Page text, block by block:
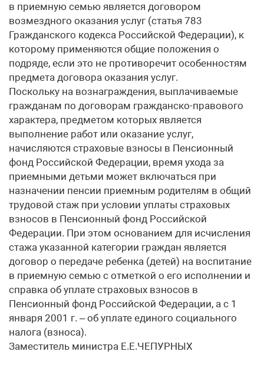
в приемную семью является договором
возмездного оказания услуг (статья 783
Гражданского кодекса Российской Федерации), к
которому применяются общие положения о
подряде, если это не противоречит особенностям
предмета договора оказания услуг.
Поскольку на вознаграждения, выплачиваемые
гражданам по договорам гражданско-правового
характера, предметом которых является
выполнение работ или оказание услуг,
начисляются страховые взносы в Пенсионный
фонд Российской Федерации, время ухода за
приемными детьми может включаться при
назначении пенсии приемным родителям в общий
трудовой стаж при условии уплаты страховых
взносов в Пенсионный фонд Российской
Федерации. При этом основанием для исчисления
стажа указанной категории граждан является
договор о передаче ребенка (детей) на воспитание
в приемную семью с отметкой о его исполнении и
справка об уплате страховых взносов в
Пенсионный фонд Российской Федерации, а с 1
января 2001 г. – об уплате единого социального
налога (взноса).
Заместитель министра Е.Е.ЧЕПУРНЫХ